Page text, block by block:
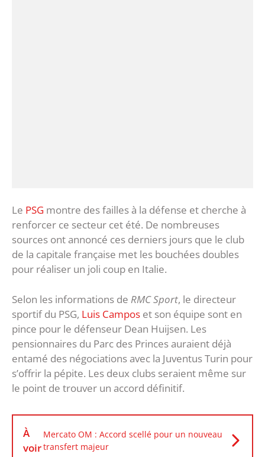
Le PSG montre des failles à la défense et cherche à
renforcer ce secteur cet été. De nombreuses
sources ont annoncé ces derniers jours que le club
de la capitale française met les bouchées doubles
pour réaliser un joli coup en Italie.
Selon les informations de RMC Sport, le directeur
sportif du PSG, Luis Campos et son équipe sont en
pince pour le défenseur Dean Huijsen. Les
pensionnaires du Parc des Princes auraient déjà
entamé des négociations avec la Juventus Turin pour
s’offrir la pépite. Les deux clubs seraient même sur
le point de trouver un accord définitif.
À
voir
Mercato OM : Accord scellé pour un nouveau
transfert majeur